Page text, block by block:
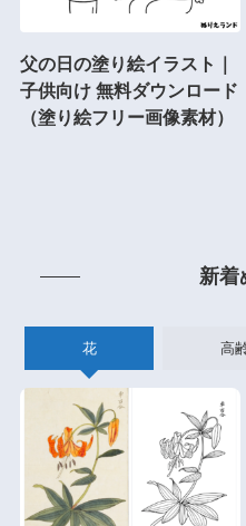
父の日の塗り絵イラスト｜
子供向け 無料ダウンロード
（塗り絵フリー画像素材）
新着
花 高